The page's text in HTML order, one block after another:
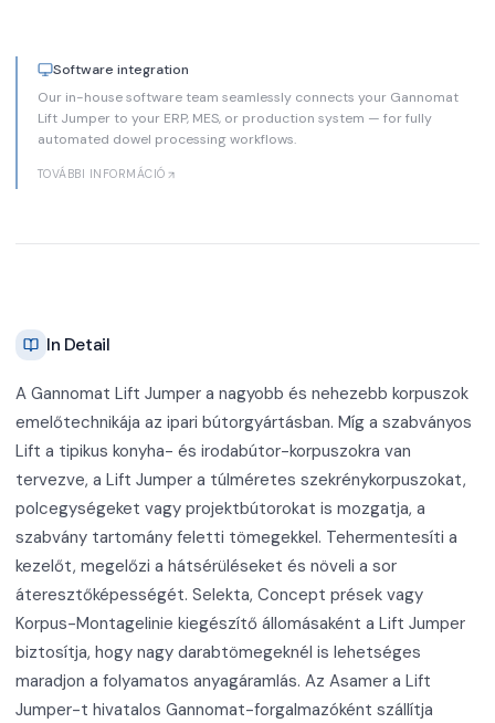
Software integration
Our in-house software team seamlessly connects your Gannomat
Lift Jumper to your ERP, MES, or production system — for fully
automated dowel processing workflows.
TOVÁBBI INFORMÁCIÓ
In Detail
A Gannomat Lift Jumper a nagyobb és nehezebb korpuszok
emelőtechnikája az ipari bútorgyártásban. Míg a szabványos
Lift a tipikus konyha- és irodabútor-korpuszokra van
tervezve, a Lift Jumper a túlméretes szekrénykorpuszokat,
polcegységeket vagy projektbútorokat is mozgatja, a
szabvány tartomány feletti tömegekkel. Tehermentesíti a
kezelőt, megelőzi a hátsérüléseket és növeli a sor
áteresztőképességét. Selekta, Concept prések vagy
Korpus-Montagelinie kiegészítő állomásaként a Lift Jumper
biztosítja, hogy nagy darabtömegeknél is lehetséges
maradjon a folyamatos anyagáramlás. Az Asamer a Lift
Jumper-t hivatalos Gannomat-forgalmazóként szállítja